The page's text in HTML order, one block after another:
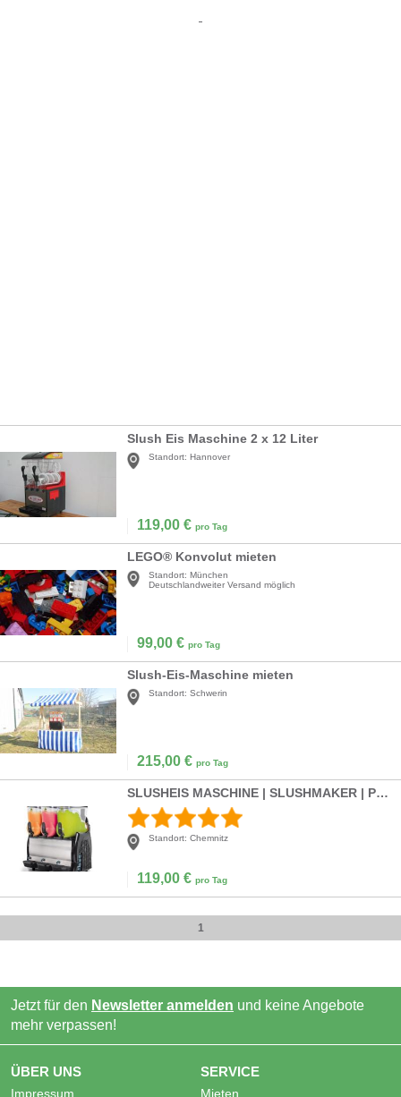
Slush Eis Maschine 2 x 12 Liter
Standort: Hannover
119,00 € pro Tag
LEGO® Konvolut mieten
Standort: München
Deutschlandweiter Versand möglich
99,00 € pro Tag
Slush-Eis-Maschine mieten
Standort: Schwerin
215,00 € pro Tag
SLUSHEIS MASCHINE | SLUSHMAKER | PROFIGERÄT 3x 12Liter
Standort: Chemnitz
119,00 € pro Tag
1
Jetzt für den Newsletter anmelden und keine Angebote
mehr verpassen!
ÜBER UNS
Impressum
SERVICE
Mieten